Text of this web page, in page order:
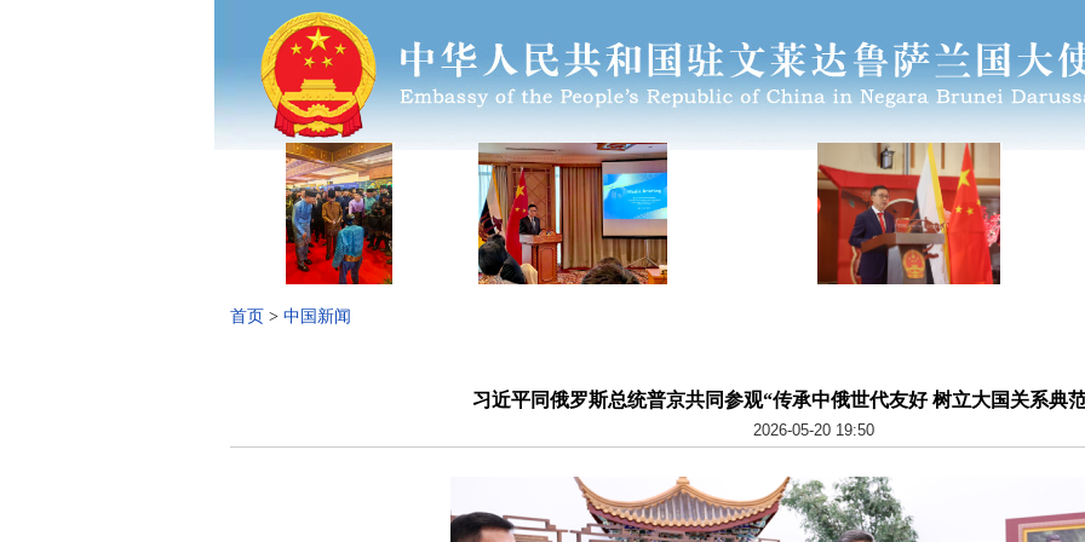
首页 > 中国新闻
习近平同俄罗斯总统普京共同参观“传承中俄世代友好 树立大国关系典
2026-05-20 19:50